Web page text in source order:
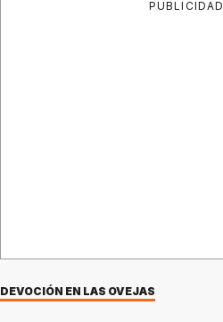
PUBLICIDAD
DEVOCIÓN EN LAS OVEJAS